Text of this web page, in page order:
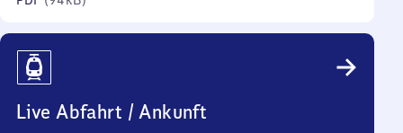
Live Abfahrt / Ankunft